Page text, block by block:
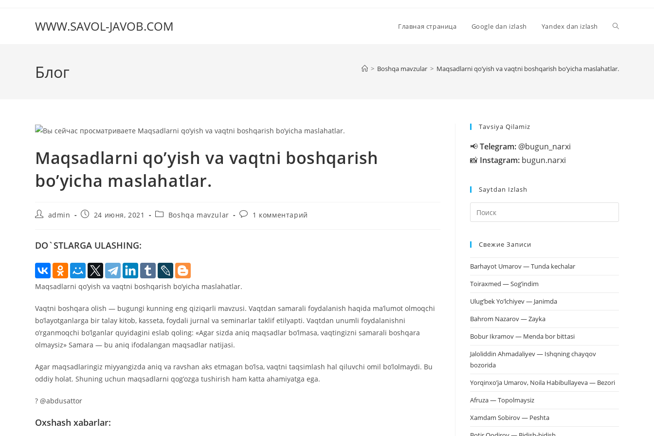
содержимомуWWW.SAVOL-JAVOB.COM Главная страница Google dan izlash Yandex dan izlash
Блог > Boshqa mavzular > Maqsadlarni qo’yish va vaqtni boshqarish bo’yicha maslahatlar.
Maqsadlarni qo’yish va vaqtni boshqarish
bo’yicha maslahatlar.
Авторadmin
Запись24 июня, 2021
РубрикаBoshqa mavzular
Комментарии
1 комментарий
DO`STLARGA ULASHING:
Maqsadlarni qo’yish va vaqtni boshqarish bo’yicha maslahatlar.
Vaqtni boshqara olish — bugungi kunning eng qiziqarli mavzusi. Vaqtdan samarali foydalanish haqida ma’lumot olmoqchi
bo’layotganlarga bir talay kitob, kasseta, foydali jurnal va seminarlar taklif etilyapti. Vaqtdan unumli foydalanishni
o’rganmoqchi bo’lganlar quyidagini eslab qoling: «Agar sizda aniq maqsadlar bo’lmasa, vaqtingizni samarali boshqara
olmaysiz» Samara — bu aniq ifodalangan maqsadlar natijasi.
Agar maqsadlaringiz miyyangizda aniq va ravshan aks etmagan bo’lsa, vaqtni taqsimlash hal qiluvchi omil bo’lolmaydi. Bu
oddiy holat. Shuning uchun maqsadlarni qog’ozga tushirish ham katta ahamiyatga ega.
? @abdusattor
Oxshash xabarlar:
Tavsiya Qilamiz
📢Telegram: @bugun_narxi
📸 Instagram: bugun.narxi
Saytdan Izlash
клавишу
Свежие Записи
Barhayot Umarov — Tunda kechalar
Toiraxmed — Sog’indim
Ulug’bek Yo’lchiyev — Janimda
Bahrom Nazarov — Zayka
Bobur Ikramov — Menda bor bittasi
Jaloliddin Ahmadaliyev — Ishqning chayqov
bozorida
Yorqinxo’ja Umarov, Noila Habibullayeva — Bezori
Afruza — Topolmaysiz
Xamdam Sobirov — Peshta